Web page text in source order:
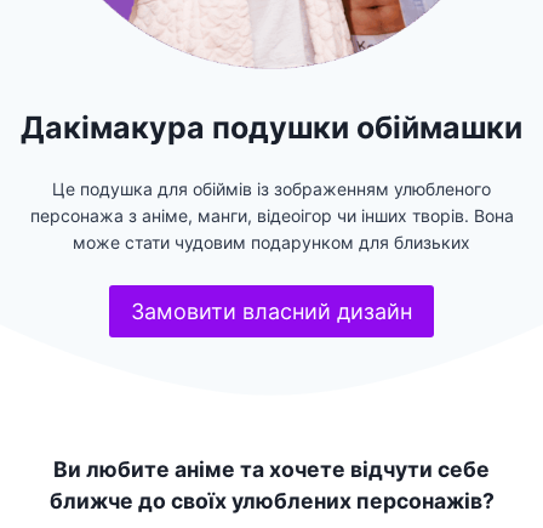
Дакімакура подушки обіймашки
Це подушка для обіймів із зображенням улюбленого
персонажа з аніме, манги, відеоігор чи інших творів. Вона
може стати чудовим подарунком для близьких
Замовити власний дизайн
Ви любите аніме та хочете відчути себе
ближче до своїх улюблених персонажів?